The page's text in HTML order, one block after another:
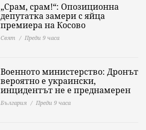
„Срам, срам!“: Опозиционна
депутатка замери с яйца
премиера на Косово
Свят Преди 9 часа
Военното министерство: Дронът
вероятно е украински,
инцидентът не е преднамерен
България Преди 9 часа